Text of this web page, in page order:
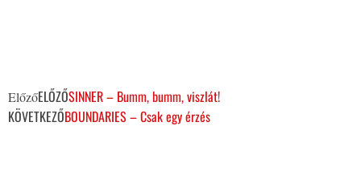
ElőzőELŐZŐSINNER – Bumm, bumm, viszlát!
KÖVETKEZŐBOUNDARIES – Csak egy érzés